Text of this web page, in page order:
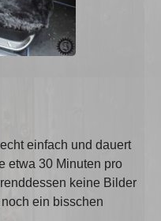
einfach und dauert
etwa 30 Minuten pro
keine Bilder
ein bisschen